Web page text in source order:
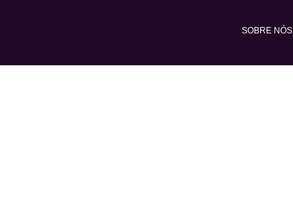
conteúdo
SOBRE NÓS